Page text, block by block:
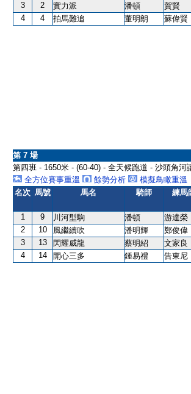
3
2 實力派 潘頓 賀賢
4
4 拍馬難追 董明朗 蘇偉賢
第 7 場
第四班 - 1650米 - (60-40) - 全天候跑道 - 沙頭角河
全方位賽事重溫
餘勢分析
模擬鳥瞰重溫
名次 馬號 馬名 騎師 練馬
1 9 川河型駒 潘頓 游達榮
2
10 風繼續吹 潘明輝 鄭俊偉
3
13 閃耀威龍 蔡明紹 文家良
4
14 開心三多 鍾易禮 告東尼